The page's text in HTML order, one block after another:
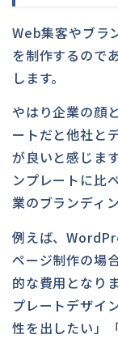
Web集客やブラ
を制作するので
します。
やはり企業の顔
ートだと他社と
が良いと感じま
ンプレートに比
業のブランディ
例えば、
ページ制作の場
的な費用となり
プレートデザイ
性を出したい」